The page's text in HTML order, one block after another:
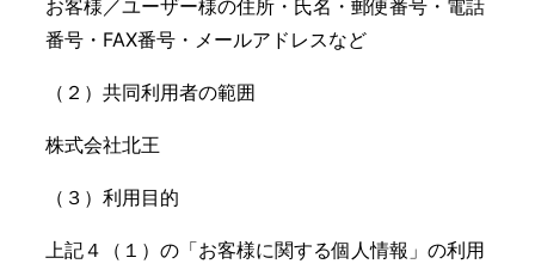
お客様／ユーザー様の住所・氏名・郵便番号・電話
番号・FAX番号・メールアドレスなど
（２）共同利用者の範囲
株式会社北王
（３）利用目的
上記４（１）の「お客様に関する個人情報」の利用